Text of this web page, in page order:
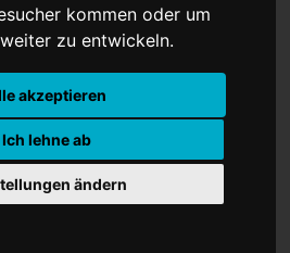
kommen oder um
zu entwickeln.
akzeptieren
Ich lehne ab
ändern